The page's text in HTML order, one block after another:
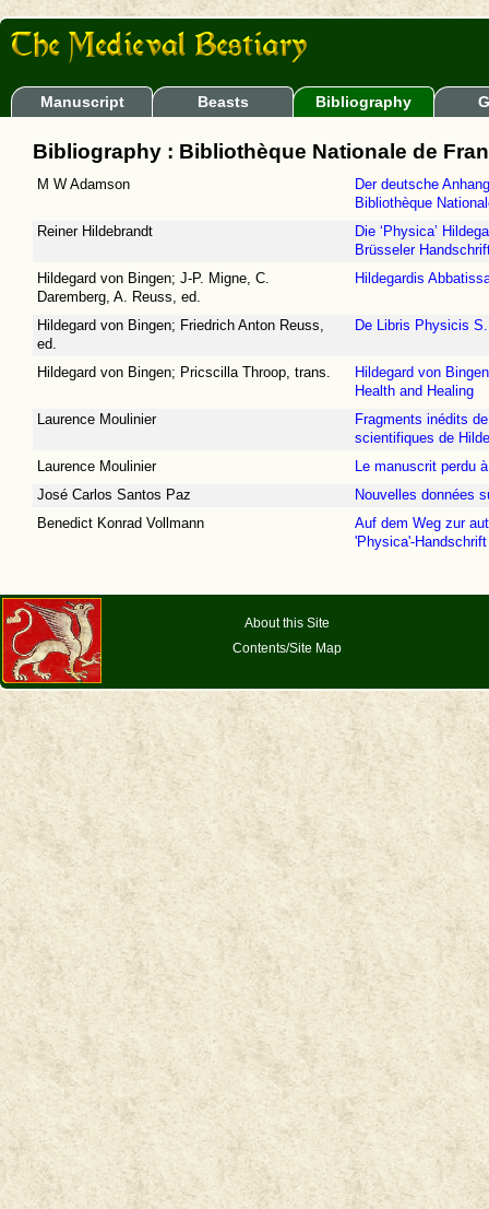
Manuscript Beasts Bibliography
Bibliography : Bibliothèque Nationale de
M W Adamson
Der deutsche
Bibliothèque
Reiner Hildebrandt
Die ‘Physica’
Brüsseler
Hildegard von Bingen; J-P. Migne, C.
Daremberg, A. Reuss, ed.
Hildegardis
Hildegard von Bingen; Friedrich Anton Reuss,
ed.
De Libris Physicis
Hildegard von Bingen; Pricscilla Throop, trans.
Hildegard von
Health and Healing
Laurence Moulinier
Fragments inédits
scientifiques de
Laurence Moulinier
Le manuscrit perdu
José Carlos Santos Paz
Nouvelles données
Benedict Konrad Vollmann
Auf dem Weg zur
'Physica'-
About this Site
Contents/Site Map